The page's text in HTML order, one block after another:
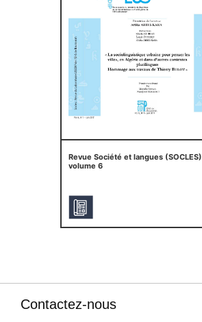
Revue Société et langues (SOCLES)
volume 6
Contactez-nous